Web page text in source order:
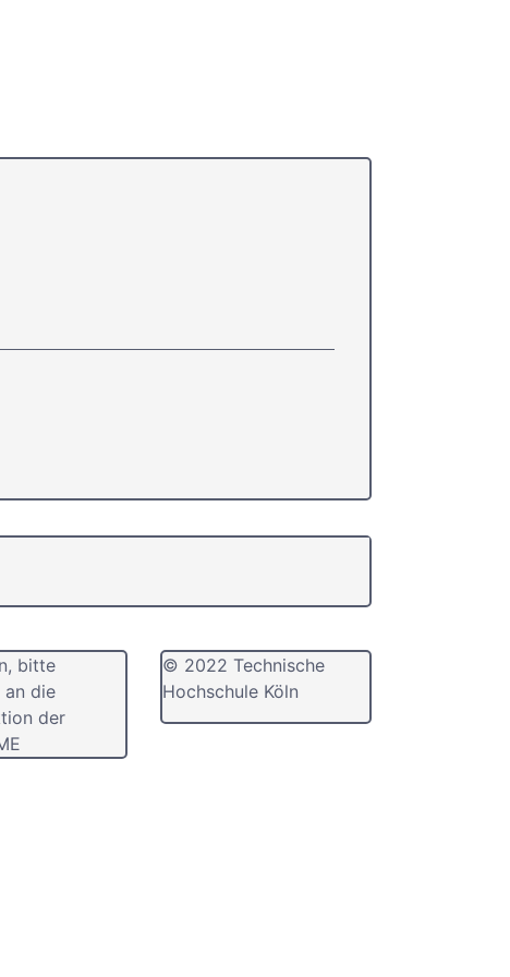
bitte
an die
der
© 2022 Technische
Hochschule Köln